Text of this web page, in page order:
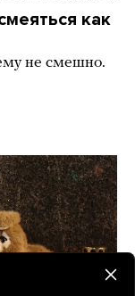
как
не смешно.